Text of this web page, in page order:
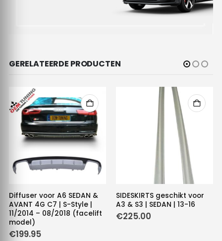
GERELATEERDE PRODUCTEN
Diffuser voor A6 SEDAN &
AVANT 4G C7 | S-Style |
11/2014 – 08/2018 (facelift
model)
€199.95
SIDESKIRTS geschikt voor
A3 & S3 | SEDAN | 13-16
€225.00